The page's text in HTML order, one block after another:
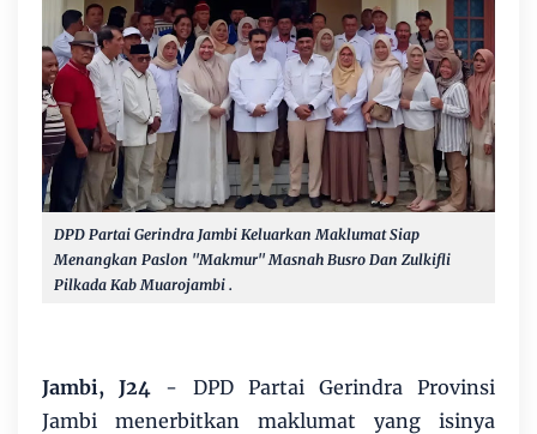
DPD Partai Gerindra Jambi Keluarkan Maklumat Siap
Menangkan Paslon "Makmur" Masnah Busro Dan Zulkifli
Pilkada Kab Muarojambi .
Jambi, J24 - DPD Partai Gerindra Provinsi
Jambi menerbitkan maklumat yang isinya